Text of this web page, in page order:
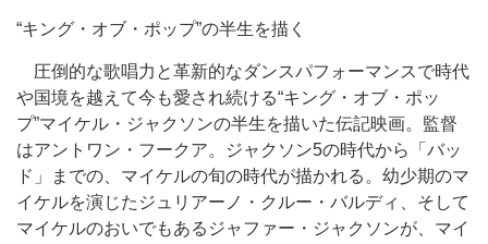
“キング・オブ・ポップ”の半生を描く
圧倒的な歌唱力と革新的なダンスパフォーマンスで時代
や国境を越えて今も愛され続ける“キング・オブ・ポッ
プ”マイケル・ジャクソンの半生を描いた伝記映画。監督
はアントワン・フークア。ジャクソン5の時代から「バッ
ド」までの、マイケルの旬の時代が描かれる。幼少期のマ
イケルを演じたジュリアーノ・クルー・バルディ、そして
マイケルのおいでもあるジャファー・ジャクソンが、マイ